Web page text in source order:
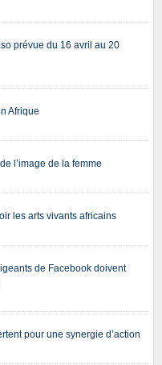
prévue du 16 avril au 20
Afrique
l’image de la femme
les arts vivants africains
de Facebook doivent
pour une synergie d’action